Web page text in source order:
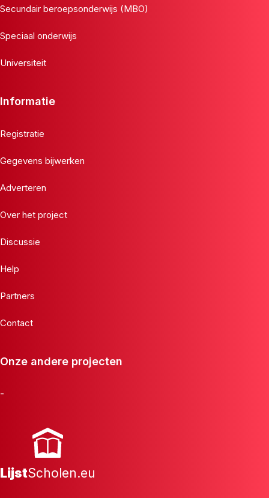
Secundair beroepsonderwijs (MBO)
Speciaal onderwijs
Universiteit
Informatie
Registratie
Gegevens bijwerken
Adverteren
Over het project
Discussie
Help
Partners
Contact
Onze andere projecten
-
LijstScholen.eu